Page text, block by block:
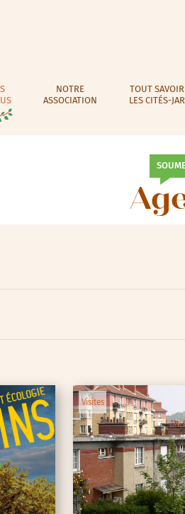
NOTRE
ASSOCIATION
TOUT
LES CITÉS-
public
Visites